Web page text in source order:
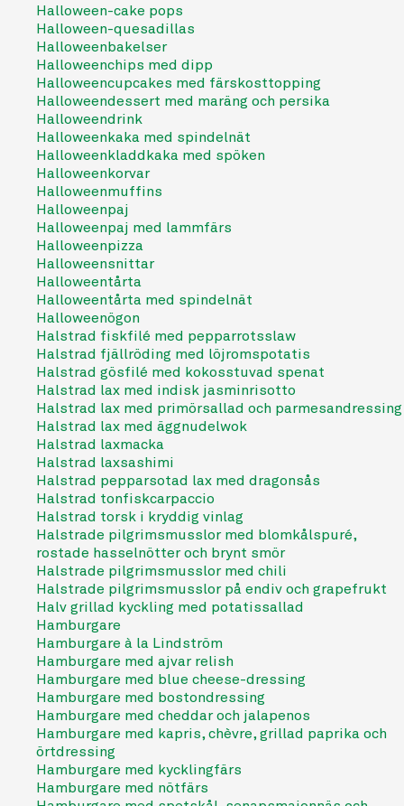
Halloween-cake pops
Halloween-quesadillas
Halloweenbakelser
Halloweenchips med dipp
Halloweencupcakes med färskosttopping
Halloweendessert med maräng och persika
Halloweendrink
Halloweenkaka med spindelnät
Halloweenkladdkaka med spöken
Halloweenkorvar
Halloweenmuffins
Halloweenpaj
Halloweenpaj med lammfärs
Halloweenpizza
Halloweensnittar
Halloweentårta
Halloweentårta med spindelnät
Halloweenögon
Halstrad fiskfilé med pepparrotsslaw
Halstrad fjällröding med löjromspotatis
Halstrad gösfilé med kokosstuvad spenat
Halstrad lax med indisk jasminrisotto
Halstrad lax med primörsallad och parmesandressing
Halstrad lax med äggnudelwok
Halstrad laxmacka
Halstrad laxsashimi
Halstrad pepparsotad lax med dragonsås
Halstrad tonfiskcarpaccio
Halstrad torsk i kryddig vinlag
Halstrade pilgrimsmusslor med blomkålspuré,
rostade hasselnötter och brynt smör
Halstrade pilgrimsmusslor med chili
Halstrade pilgrimsmusslor på endiv och grapefrukt
Halv grillad kyckling med potatissallad
Hamburgare
Hamburgare à la Lindström
Hamburgare med ajvar relish
Hamburgare med blue cheese-dressing
Hamburgare med bostondressing
Hamburgare med cheddar och jalapenos
Hamburgare med kapris, chèvre, grillad paprika och
örtdressing
Hamburgare med kycklingfärs
Hamburgare med nötfärs